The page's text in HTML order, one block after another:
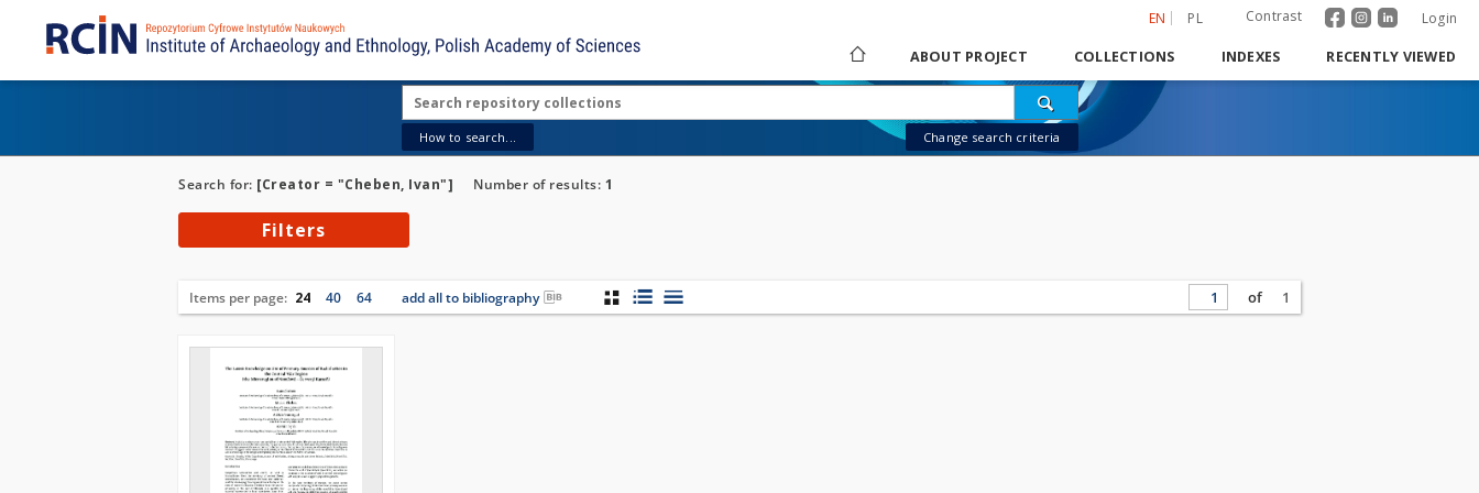
EN PL Contrast Login
ABOUT PROJECT COLLECTIONS INDEXES RECENTLY VIEWED
How to search... Change search criteria
Search for: [Creator = "Cheben, Ivan"] Number of results: 1
Filters
Items per page: 24 40 64 add all to bibliography of 1